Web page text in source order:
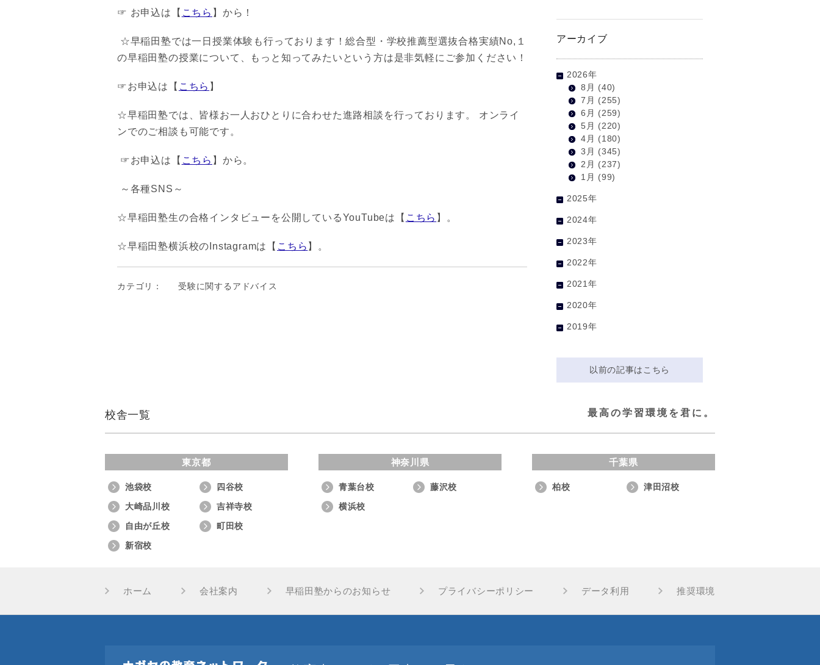
☞ お申込は【 こちら 】から！
☆早稲田塾では一日授業体験も行っております！総合型・学校推薦型選抜合格実績No,１
の早稲田塾の授業について、もっと知ってみたいという方は是非気軽にご参加ください！
☞お申込は【 こちら 】
☆早稲田塾では、皆様お一人おひとりに合わせた進路相談を行っております。 オンライ
ンでのご相談も可能です。
☞お申込は【 こちら 】から。
～各種SNS～
☆早稲田塾生の合格インタビューを公開しているYouTubeは【 こちら 】。
☆早稲田塾横浜校のInstagramは【 こちら 】。
カテゴリ： 受験に関するアドバイス
アーカイブ
2026年
8月 (40)
7月 (255)
6月 (259)
5月 (220)
4月 (180)
3月 (345)
2月 (237)
1月 (99)
2025年
2024年
2023年
2022年
2021年
2020年
2019年
以前の記事はこちら
校舎一覧 最高の学習環境を君に。
東京都
池袋校
四谷校
大崎品川校
吉祥寺校
自由が丘校
町田校
新宿校
神奈川県
青葉台校
藤沢校
横浜校
千葉県
柏校 津田沼校
ホーム 会社案内 早稲田塾からのお知らせ プライバシーポリシー データ利用 推奨環境